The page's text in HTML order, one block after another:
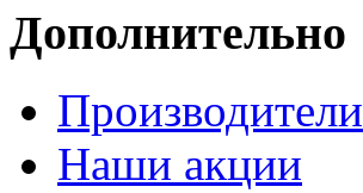
Дополнительно
Производители
Наши акции